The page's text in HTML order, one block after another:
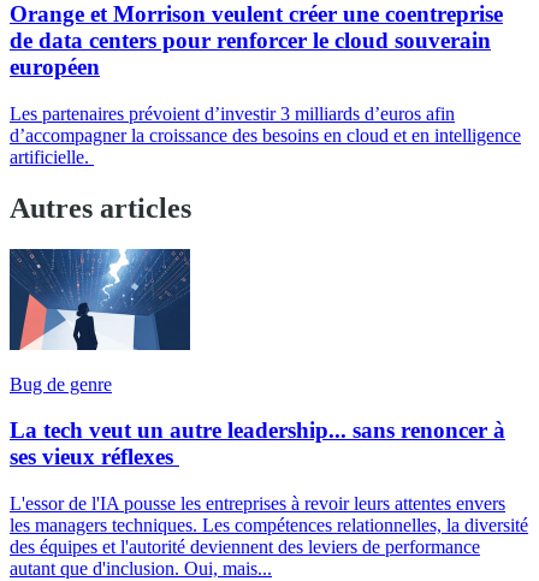
Orange et Morrison veulent créer une coentreprise
de data centers pour renforcer le cloud souverain
européen
Les partenaires prévoient d’investir 3 milliards d’euros afin
d’accompagner la croissance des besoins en cloud et en intelligence
artificielle.
Autres articles
Bug de genre
La tech veut un autre leadership... sans renoncer à
ses vieux réflexes
L'essor de l'IA pousse les entreprises à revoir leurs attentes envers
les managers techniques. Les compétences relationnelles, la diversité
des équipes et l'autorité deviennent des leviers de performance
autant que d'inclusion. Oui, mais...